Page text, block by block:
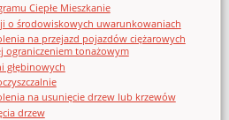
Ciepłe Mieszkanie
o środowiskowych uwarunkowaniach
na przejazd pojazdów ciężarowych
ograniczeniem tonażowym
głębinowych
na usunięcie drzew lub krzewów
drzew